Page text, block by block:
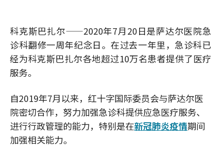
科克斯巴扎尔——2020年7月20日是萨达尔医院急
诊科翻修一周年纪念日。在过去一年里，急诊科已
经为科克斯巴扎尔各地超过10万名患者提供了医疗
服务。
自2019年7月以来，红十字国际委员会与萨达尔医
院密切合作，努力加强急诊科提供应急医疗服务、
进行行政管理的能力，特别是在新冠肺炎疫情期间
加强相关能力。